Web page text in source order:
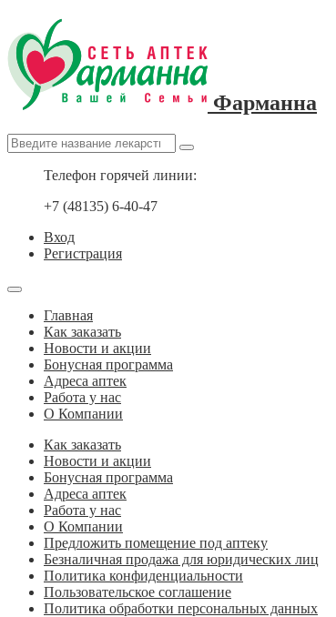
Фарманна
Телефон горячей линии:
+7 (48135) 6-40-47
Вход
Регистрация
Главная
Как заказать
Новости и акции
Бонусная программа
Адреса аптек
Работа у нас
О Компании
Как заказать
Новости и акции
Бонусная программа
Адреса аптек
Работа у нас
О Компании
Предложить помещение под аптеку
Безналичная продажа для юридических лиц
Политика конфиденциальности
Пользовательское соглашение
Политика обработки персональных данных